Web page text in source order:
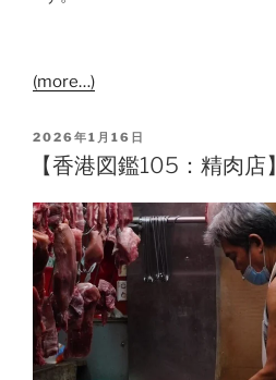
(more…)
2026年1月16日
【香港図鑑105：精肉店】